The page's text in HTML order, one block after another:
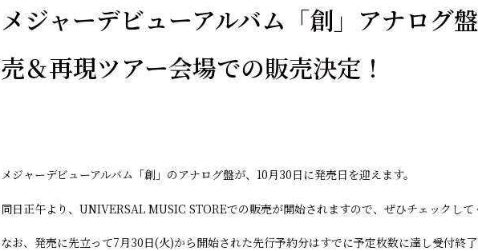
メジャーデビューアルバム「創」アナログ
売＆再現ツアー会場での販売決定！
メジャーデビューアルバム「創」のアナログ盤が、10月30日に発売日を迎えます。
同日正午より、UNIVERSAL MUSIC STOREでの販売が開始されますので、ぜひチェックして
なお、発売に先立って7月30日(火)から開始された先行予約分はすでに予定枚数に達し受付終